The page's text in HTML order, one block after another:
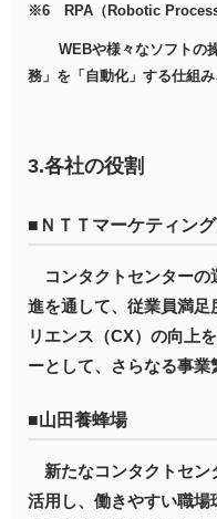
※6 RPA（Robotic
WEBや様々なソフトの
務」を「自動化」する仕組
3.各社の役割
■ＮＴＴマーケティン
コンタクトセンターの
進を通して、従業員満
リエンス（CX）の向上
ーとして、さらなる事業
■山田養蜂場
新たなコンタクトセン
活用し、働きやすい職